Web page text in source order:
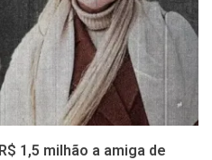
1,5 milhão a amiga de